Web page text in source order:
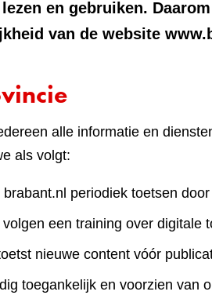
en gebruiken.
van de website
alle informatie en
als volgt:
periodiek toetsen
een training over digitale
nieuwe content vóór
toegankelijk en voorzien van